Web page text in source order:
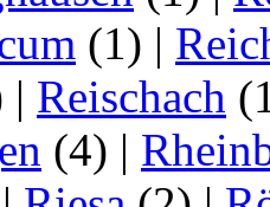
(1) |
| Reischach
(4) |